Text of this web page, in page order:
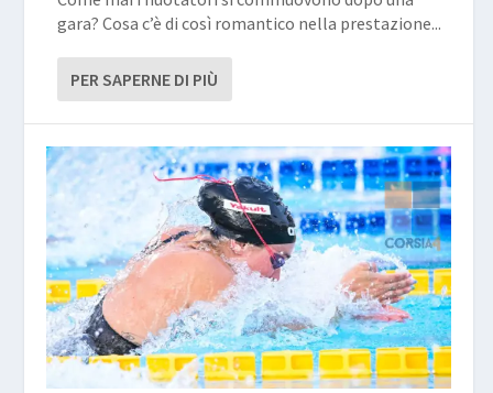
gara? Cosa c’è di così romantico nella prestazione...
PER SAPERNE DI PIÙ